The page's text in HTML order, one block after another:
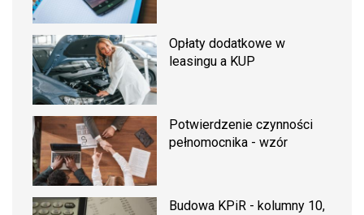
Opłaty dodatkowe w
leasingu a KUP
Potwierdzenie czynności
pełnomocnika - wzór
Budowa KPiR - kolumny 10,